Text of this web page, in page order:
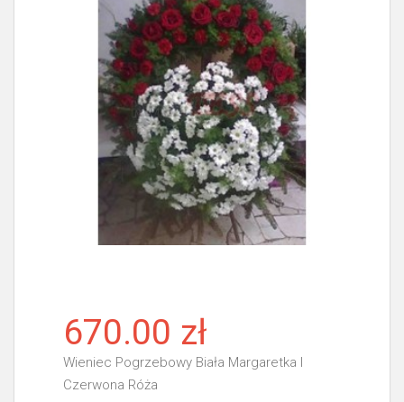
670.00 zł
Wieniec Pogrzebowy Biała Margaretka I
Czerwona Róża